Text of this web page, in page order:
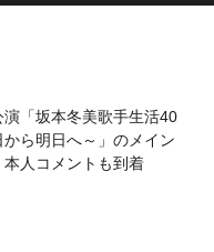
「坂本冬美歌手生活40
ら明日へ～」のメイン
人コメントも到着